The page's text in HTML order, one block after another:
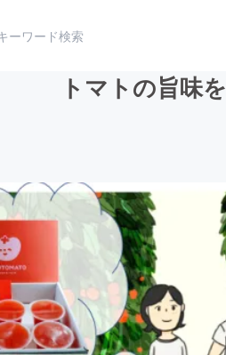
アート・写真
テクノロジー・ガジェット
映像・映画
トマトの旨味